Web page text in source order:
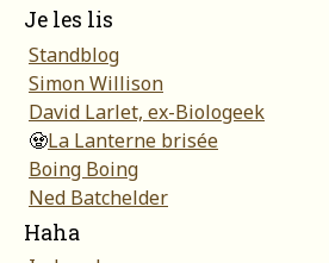
Je les lis
Standblog
Simon Willison
David Larlet, ex-Biologeek
🧟La Lanterne brisée
Boing Boing
Ned Batchelder
Haha